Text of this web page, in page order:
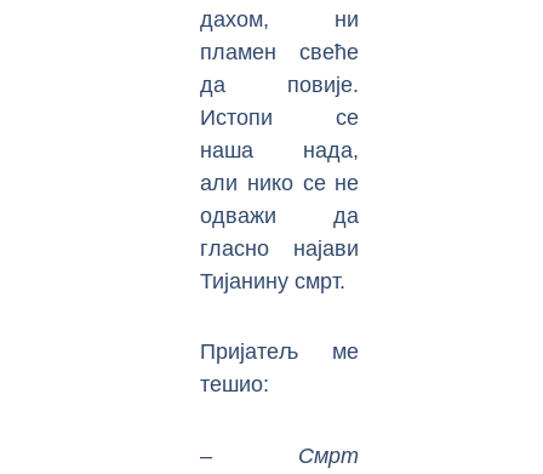
дахом, ни
пламен свеће
да повије.
Истопи се
наша нада,
али нико се не
одважи да
гласно најави
Тијанину смрт.
Пријатељ ме
тешио:
– Смрт